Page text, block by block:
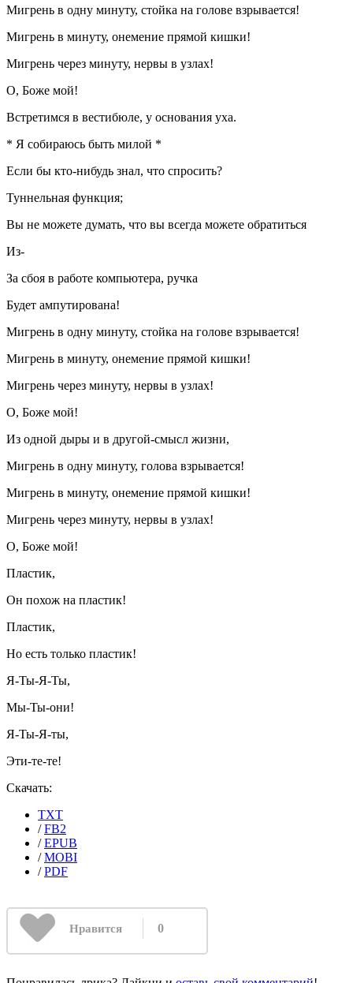
Мигрень в одну минуту, стойка на голове взрывается!
Мигрень в минуту, онемение прямой кишки!
Мигрень через минуту, нервы в узлах!
О, Боже мой!
Встретимся в вестибюле, у основания уха.
* Я собираюсь быть милой *
Если бы кто-нибудь знал, что спросить?
Туннельная функция;
Вы не можете думать, что вы всегда можете обратиться
Из-
За сбоя в работе компьютера, ручка
Будет ампутирована!
Мигрень в одну минуту, стойка на голове взрывается!
Мигрень в минуту, онемение прямой кишки!
Мигрень через минуту, нервы в узлах!
О, Боже мой!
Из одной дыры и в другой-смысл жизни,
Мигрень в одну минуту, голова взрывается!
Мигрень в минуту, онемение прямой кишки!
Мигрень через минуту, нервы в узлах!
О, Боже мой!
Пластик,
Он похож на пластик!
Пластик,
Но есть только пластик!
Я-Ты-Я-Ты,
Мы-Ты-они!
Я-Ты-Я-ты,
Эти-те-те!
Скачать:
TXT
/FB2
/EPUB
/MOBI
/PDF
Нравится 0